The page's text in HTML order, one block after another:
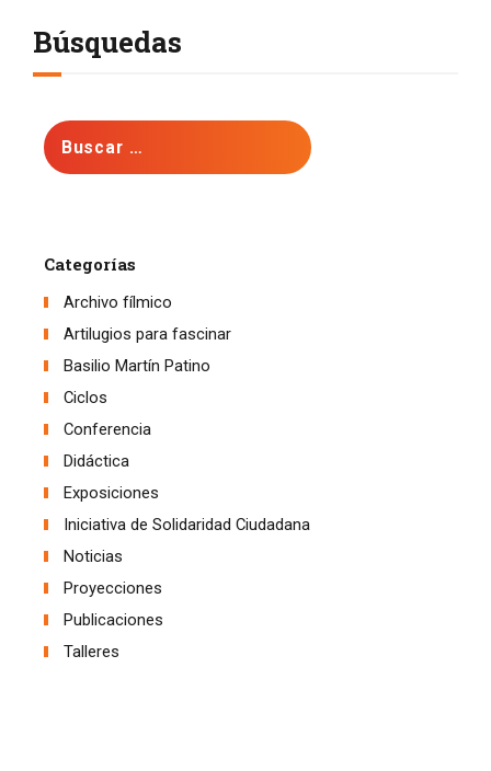
Búsquedas
Buscar:
Categorías
Archivo fílmico
Artilugios para fascinar
Basilio Martín Patino
Ciclos
Conferencia
Didáctica
Exposiciones
Iniciativa de Solidaridad Ciudadana
Noticias
Proyecciones
Publicaciones
Talleres